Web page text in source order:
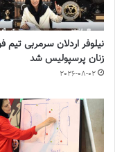
نیلوفر اردلان سرمربی تیم
زنان پرسپولیس شد
2026-08-02